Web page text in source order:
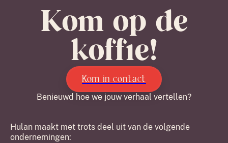
Kom op de
koffie!
Kom in contact
Benieuwd hoe we jouw verhaal vertellen?
Hulan maakt met trots deel uit van de volgende
ondernemingen: